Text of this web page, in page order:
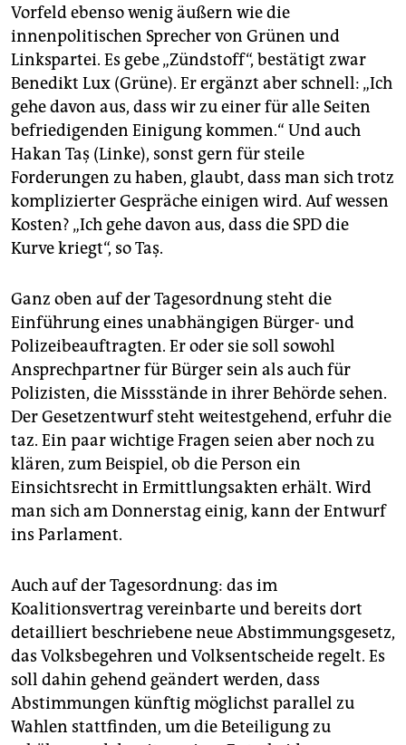
Vorfeld ebenso wenig äußern wie die
innenpolitischen Sprecher von Grünen und
Linkspartei. Es gebe „Zündstoff“, bestätigt zwar
Benedikt Lux (Grüne). Er ergänzt aber schnell: „Ich
gehe davon aus, dass wir zu einer für alle Seiten
befriedigenden Einigung kommen.“ Und auch
Hakan Taş (Linke), sonst gern für steile
Forderungen zu haben, glaubt, dass man sich trotz
komplizierter Gespräche einigen wird. Auf wessen
Kosten? „Ich gehe davon aus, dass die SPD die
Kurve kriegt“, so Taş.
Ganz oben auf der Tagesordnung steht die
Einführung eines unabhängigen Bürger- und
Polizeibeauftragten. Er oder sie soll sowohl
Ansprechpartner für Bürger sein als auch für
Polizisten, die Missstände in ihrer Behörde sehen.
Der Gesetzentwurf steht weitestgehend, erfuhr die
taz. Ein paar wichtige Fragen seien aber noch zu
klären, zum Beispiel, ob die Person ein
Einsichtsrecht in Ermittlungsakten erhält. Wird
man sich am Donnerstag einig, kann der Entwurf
ins Parlament.
Auch auf der Tagesordnung: das im
Koalitionsvertrag vereinbarte und bereits dort
detailliert beschriebene neue Abstimmungsgesetz,
das Volksbegehren und Volksentscheide regelt. Es
soll dahin gehend geändert werden, dass
Abstimmungen künftig möglichst parallel zu
Wahlen stattfinden, um die Beteiligung zu